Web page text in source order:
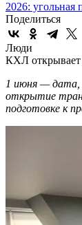
2026:
Поделиться
Люди
КХЛ открывает
1 июня — дата,
открытие
подготовке к